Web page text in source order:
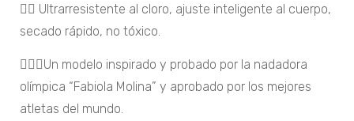
🏊‍♂️ Ultrarresistente al cloro, ajuste inteligente al cuerpo,
secado rápido, no tóxico.
🏊‍♀️🏅Un modelo inspirado y probado por la nadadora
olímpica “Fabiola Molina” y aprobado por los mejores
atletas del mundo.